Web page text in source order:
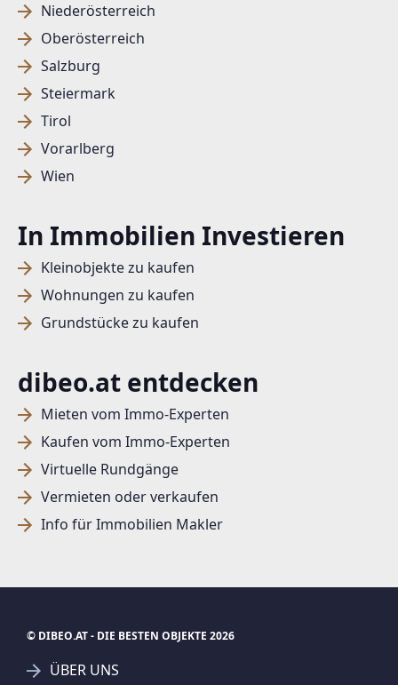
Niederösterreich
Oberösterreich
Salzburg
Steiermark
Tirol
Vorarlberg
Wien
In Immobilien Investieren
Kleinobjekte zu kaufen
Wohnungen zu kaufen
Grundstücke zu kaufen
dibeo.at entdecken
Mieten vom Immo-Experten
Kaufen vom Immo-Experten
Virtuelle Rundgänge
Vermieten oder verkaufen
Info für Immobilien Makler
© DIBEO.AT - DIE BESTEN OBJEKTE 2026
ÜBER UNS